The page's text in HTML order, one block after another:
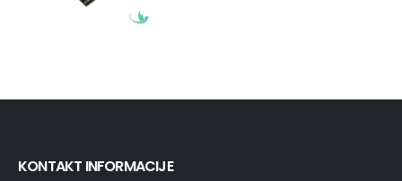
KONTAKT INFORMACIJE